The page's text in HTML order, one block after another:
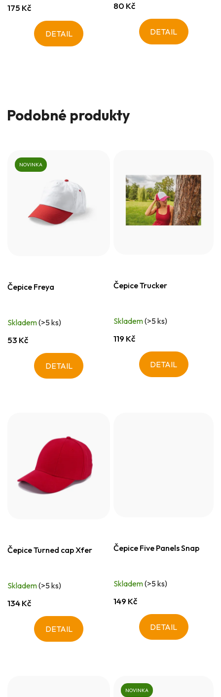
175 Kč
DETAIL
80 Kč
DETAIL
Podobné produkty
NOVINKA
Čepice Freya
Skladem(>5 ks)
53 Kč
DETAIL
Čepice Trucker
Skladem(>5 ks)
119 Kč
DETAIL
Čepice Turned cap Xfer
Skladem(>5 ks)
134 Kč
DETAIL
Čepice Five Panels Snap
Skladem(>5 ks)
149 Kč
DETAIL
NOVINKA